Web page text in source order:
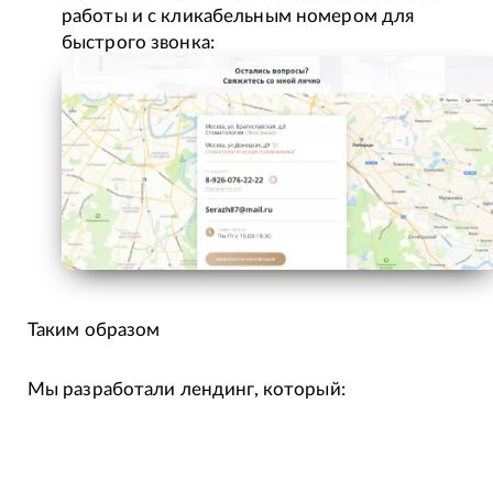
работы и с кликабельным номером для
быстрого звонка:
Таким образом
Мы разработали лендинг, который: